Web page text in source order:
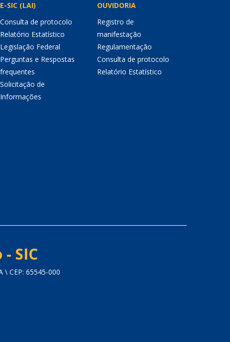
E-SIC (LAI)
Consulta de protocolo
Relatório Estatístico
Legislação Federal
Perguntas e Respostas
frequentes
Solicitação de
Informações
OUVIDORIA
Registro de
manifestação
Regulamentação
Consulta de protocolo
Relatório Estatístico
SIC
\ CEP: 65545-000